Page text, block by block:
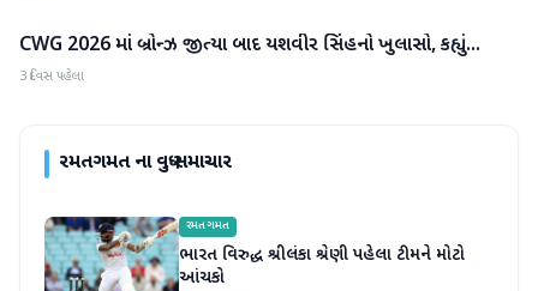
રમતગમત
CWG 2026 માં બ્રોન્ઝ જીત્યા બાદ યશવીર સિંહનો ખુલાસો, કહ્યું...
3 દિવસ પહેલા
રમતગમતના વધુ સમાચાર
રમતગમત
ભારત વિરુદ્ધ શ્રીલંકા શ્રેણી પહેલા ટીમને મોટો
આંચકો